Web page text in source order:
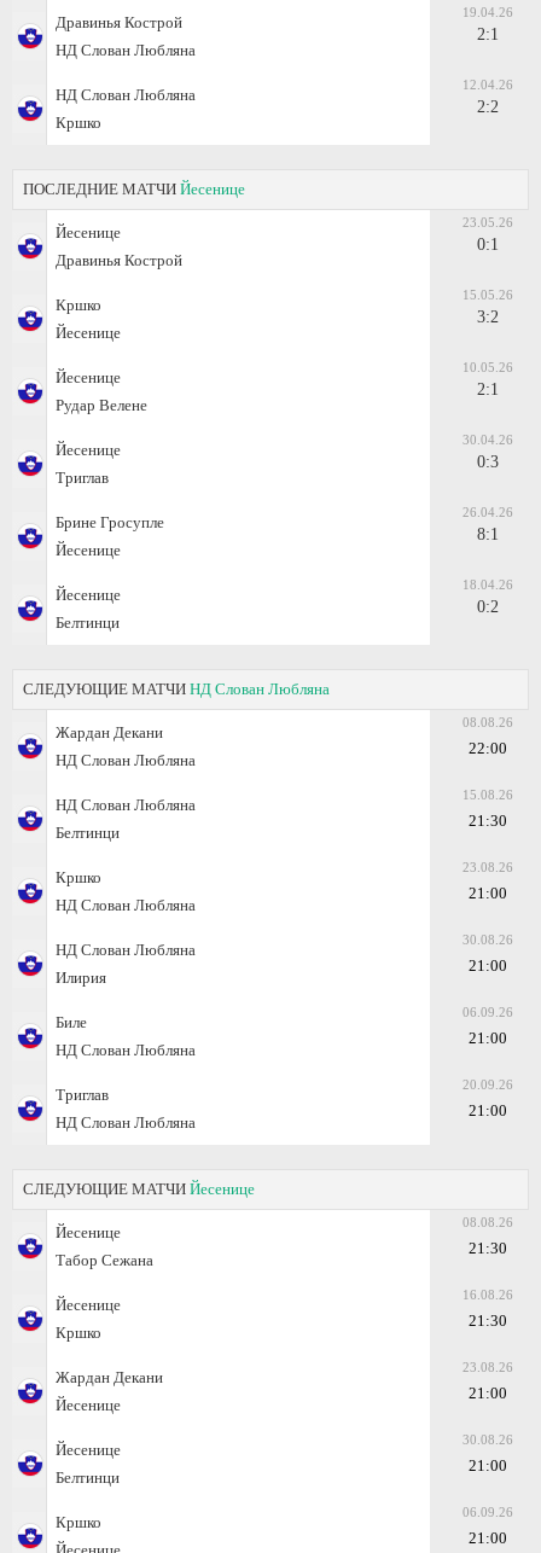
Дравинья Кострой
НД Слован Любляна
19.04.26
2:1
НД Слован Любляна
Кршко
12.04.26
2:2
ПОСЛЕДНИЕ МАТЧИ Йесенице
Йесенице
Дравинья Кострой
23.05.26
0:1
Кршко
Йесенице
15.05.26
3:2
Йесенице
Рудар Велене
10.05.26
2:1
Йесенице
Триглав
30.04.26
0:3
Брине Гросупле
Йесенице
26.04.26
8:1
Йесенице
Белтинци
18.04.26
0:2
СЛЕДУЮЩИЕ МАТЧИ НД Слован Любляна
Жардан Декани
НД Слован Любляна
08.08.26
22:00
НД Слован Любляна
Белтинци
15.08.26
21:30
Кршко
НД Слован Любляна
23.08.26
21:00
НД Слован Любляна
Илирия
30.08.26
21:00
Биле
НД Слован Любляна
06.09.26
21:00
Триглав
НД Слован Любляна
20.09.26
21:00
СЛЕДУЮЩИЕ МАТЧИ Йесенице
Йесенице
Табор Сежана
08.08.26
21:30
Йесенице
Кршко
16.08.26
21:30
Жардан Декани
Йесенице
23.08.26
21:00
Йесенице
Белтинци
30.08.26
21:00
Кршко
06.09.26
21:00